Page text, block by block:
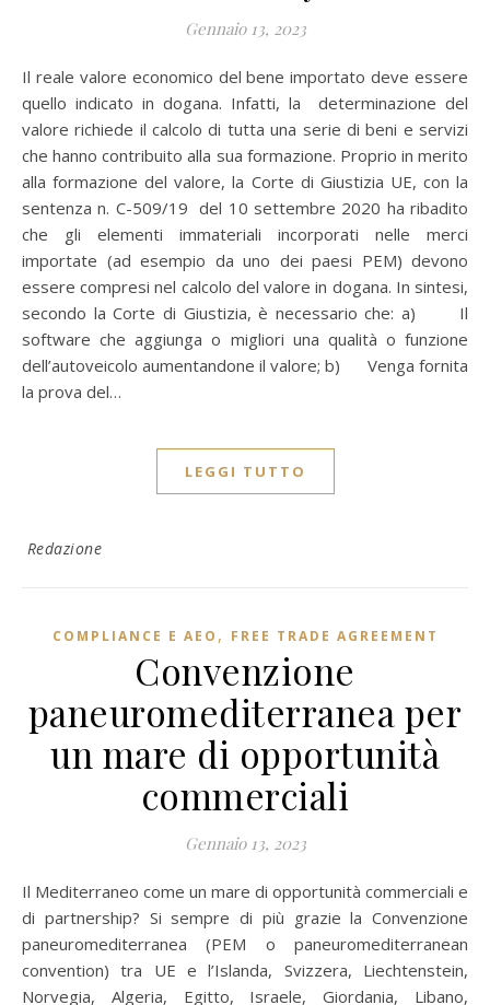
Gennaio 13, 2023
Il reale valore economico del bene importato deve essere
quello indicato in dogana. Infatti, la determinazione del
valore richiede il calcolo di tutta una serie di beni e servizi
che hanno contribuito alla sua formazione. Proprio in merito
alla formazione del valore, la Corte di Giustizia UE, con la
sentenza n. C-509/19 del 10 settembre 2020 ha ribadito
che gli elementi immateriali incorporati nelle merci
importate (ad esempio da uno dei paesi PEM) devono
essere compresi nel calcolo del valore in dogana. In sintesi,
secondo la Corte di Giustizia, è necessario che: a) Il
software che aggiunga o migliori una qualità o funzione
dell’autoveicolo aumentandone il valore; b) Venga fornita
la prova del…
LEGGI TUTTO
Redazione
COMPLIANCE E AEO , FREE TRADE AGREEMENT
Convenzione
paneuromediterranea per
un mare di opportunità
commerciali
Gennaio 13, 2023
Il Mediterraneo come un mare di opportunità commerciali e
di partnership? Si sempre di più grazie la Convenzione
paneuromediterranea (PEM o paneuromediterranean
convention) tra UE e l’Islanda, Svizzera, Liechtenstein,
Norvegia, Algeria, Egitto, Israele, Giordania, Libano,